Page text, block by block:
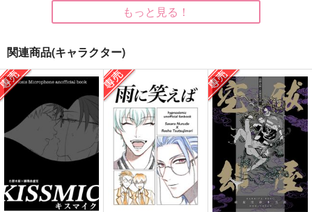
YOU ARE YUM
bisou
1,430 （税込）
白膠木簓×波羅夷空却
作品詳細
吾輩は猫である
BUSUKOPAN
472 円 （税込）
白膠木簓×波羅夷空却
サンプル
作品詳細
笑う極彩色の葉
やってられねえや！
627円（税込）
天谷奴零×白膠木簓
サンプル
作品詳細
もっと見る！
関連商品(キャラクター)